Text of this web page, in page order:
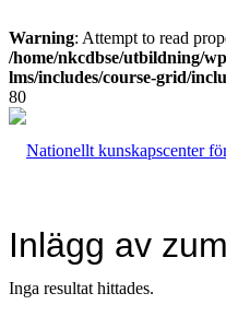
Warning: Attempt to read
/home/nkcdbse/utbildning/
lms/includes/course-grid/
Inlägg av
Inga resultat hittades.